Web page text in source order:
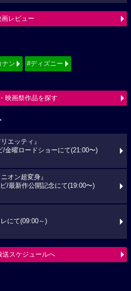
画レビュー
ナン #ディズニー
映画祭作品を探す
エッティ』
/金曜ロードショーにて(21:00〜)
オン超変身』
/最新作公開記念にて(19:00〜)
にて(09:00～)
送スケジュールへ